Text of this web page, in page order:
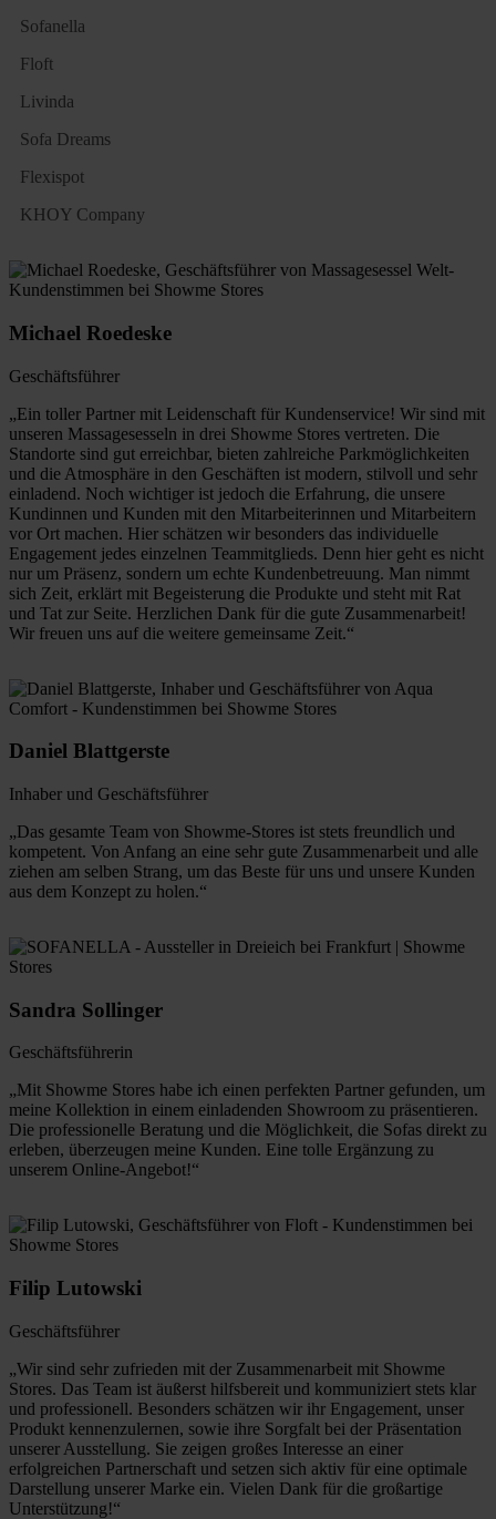
Sofanella
Floft
Livinda
Sofa Dreams
Flexispot
KHOY Company
Michael Roedeske
Geschäftsführer
„Ein toller Partner mit Leidenschaft für Kundenservice! Wir sind mit
unseren Massagesesseln in drei Showme Stores vertreten. Die
Standorte sind gut erreichbar, bieten zahlreiche Parkmöglichkeiten
und die Atmosphäre in den Geschäften ist modern, stilvoll und sehr
einladend. Noch wichtiger ist jedoch die Erfahrung, die unsere
Kundinnen und Kunden mit den Mitarbeiterinnen und Mitarbeitern
vor Ort machen. Hier schätzen wir besonders das individuelle
Engagement jedes einzelnen Teammitglieds. Denn hier geht es nicht
nur um Präsenz, sondern um echte Kundenbetreuung. Man nimmt
sich Zeit, erklärt mit Begeisterung die Produkte und steht mit Rat
und Tat zur Seite. Herzlichen Dank für die gute Zusammenarbeit!
Wir freuen uns auf die weitere gemeinsame Zeit.“
Daniel Blattgerste
Inhaber und Geschäftsführer
„Das gesamte Team von Showme-Stores ist stets freundlich und
kompetent. Von Anfang an eine sehr gute Zusammenarbeit und alle
ziehen am selben Strang, um das Beste für uns und unsere Kunden
aus dem Konzept zu holen.“
Sandra Sollinger
Geschäftsführerin
„Mit Showme Stores habe ich einen perfekten Partner gefunden, um
meine Kollektion in einem einladenden Showroom zu präsentieren.
Die professionelle Beratung und die Möglichkeit, die Sofas direkt zu
erleben, überzeugen meine Kunden. Eine tolle Ergänzung zu
unserem Online-Angebot!“
Filip Lutowski
Geschäftsführer
„Wir sind sehr zufrieden mit der Zusammenarbeit mit Showme
Stores. Das Team ist äußerst hilfsbereit und kommuniziert stets klar
und professionell. Besonders schätzen wir ihr Engagement, unser
Produkt kennenzulernen, sowie ihre Sorgfalt bei der Präsentation
unserer Ausstellung. Sie zeigen großes Interesse an einer
erfolgreichen Partnerschaft und setzen sich aktiv für eine optimale
Darstellung unserer Marke ein. Vielen Dank für die großartige
Unterstützung!“